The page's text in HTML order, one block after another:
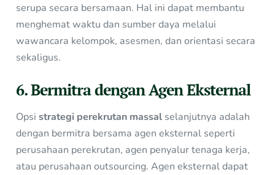
serupa secara bersamaan. Hal ini dapat membantu
menghemat waktu dan sumber daya melalui
wawancara kelompok, asesmen, dan orientasi secara
sekaligus.
6. Bermitra dengan Agen Eksternal
Opsistrategi perekrutan massal selanjutnya adalah
dengan bermitra bersama agen eksternal seperti
perusahaan perekrutan, agen penyalur tenaga kerja,
atau perusahaan outsourcing. Agen eksternal dapat